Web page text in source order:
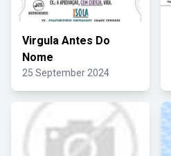
Virgula Antes Do
Nome
25 September 2024